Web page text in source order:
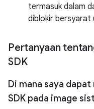
termasuk dalam
diblokir bersyarat
Pertanyaan
SDK
Di mana saya
SDK pada image